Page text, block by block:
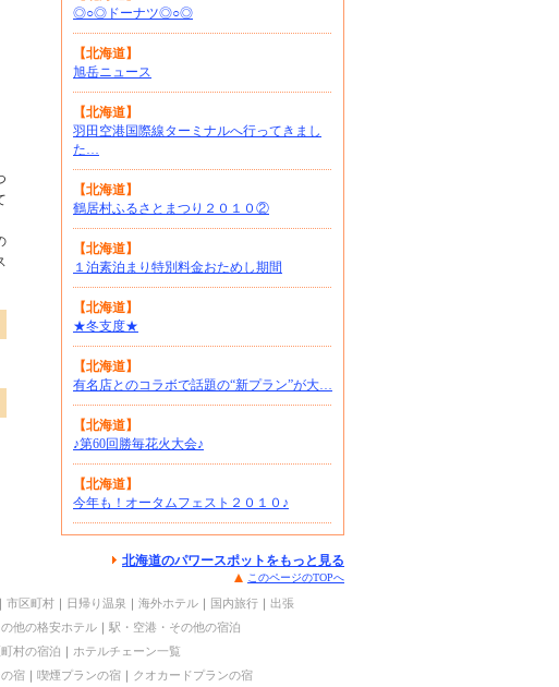
◎○◎ドーナツ◎○◎
【北海道】
旭岳ニュース
【北海道】
羽田空港国際線ターミナルへ行ってきまし
た…
【北海道】
鶴居村ふるさとまつり２０１０②
【北海道】
１泊素泊まり特別料金おためし期間
【北海道】
★冬支度★
【北海道】
有名店とのコラボで話題の“新プラン”が大…
【北海道】
♪第60回勝毎花火大会♪
【北海道】
今年も！オータムフェスト２０１０♪
北海道のパワースポットをもっと見る
このページのTOPへ
市区町村 日帰り温泉 海外ホテル 国内旅行
出張
他の格安ホテル｜ 駅・空港・その他の宿泊
村の宿泊
ホテルチェーン一覧
宿｜ 喫煙プランの宿｜ クオカードプランの宿